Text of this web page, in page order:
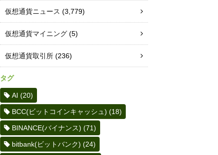
仮想通貨ニュース (3,779)
仮想通貨マイニング (5)
仮想通貨取引所 (236)
タグ
AI (20)
BCC(ビットコインキャッシュ) (18)
BINANCE(バイナンス) (71)
bitbank(ビットバンク) (24)